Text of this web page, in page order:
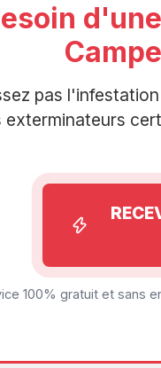
pas
exterminateurs
100% gratuit et sans